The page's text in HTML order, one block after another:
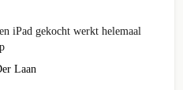
iPad gekocht werkt helemaal
Laan